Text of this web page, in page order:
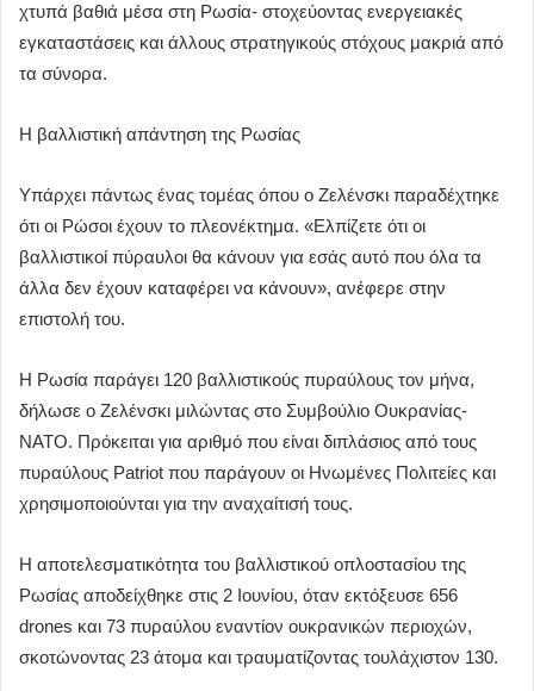
χτυπά βαθιά μέσα στη Ρωσία- στοχεύοντας ενεργειακές
εγκαταστάσεις και άλλους στρατηγικούς στόχους μακριά από
τα σύνορα.
Η βαλλιστική απάντηση της Ρωσίας
Υπάρχει πάντως ένας τομέας όπου ο Ζελένσκι παραδέχτηκε
ότι οι Ρώσοι έχουν το πλεονέκτημα. «Ελπίζετε ότι οι
βαλλιστικοί πύραυλοι θα κάνουν για εσάς αυτό που όλα τα
άλλα δεν έχουν καταφέρει να κάνουν», ανέφερε στην
επιστολή του.
Η Ρωσία παράγει 120 βαλλιστικούς πυραύλους τον μήνα,
δήλωσε ο Ζελένσκι μιλώντας στο Συμβούλιο Ουκρανίας-
ΝΑΤΟ. Πρόκειται για αριθμό που είναι διπλάσιος από τους
πυραύλους Patriot που παράγουν οι Ηνωμένες Πολιτείες και
χρησιμοποιούνται για την αναχαίτισή τους.
Η αποτελεσματικότητα του βαλλιστικού οπλοστασίου της
Ρωσίας αποδείχθηκε στις 2 Ιουνίου, όταν εκτόξευσε 656
drones και 73 πυραύλου εναντίον ουκρανικών περιοχών,
σκοτώνοντας 23 άτομα και τραυματίζοντας τουλάχιστον 130.